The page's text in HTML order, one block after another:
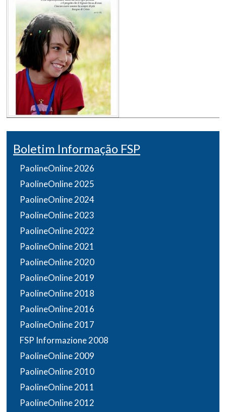
Boletim Informação FSP
PaolineOnline 2026
PaolineOnline 2025
PaolineOnline 2024
PaolineOnline 2023
PaolineOnline 2022
PaolineOnline 2021
PaolineOnline 2020
PaolineOnline 2019
PaolineOnline 2018
PaolineOnline 2016
PaolineOnline 2017
FSP Informazione 2008
PaolineOnline 2009
PaolineOnline 2010
PaolineOnline 2011
PaolineOnline 2012